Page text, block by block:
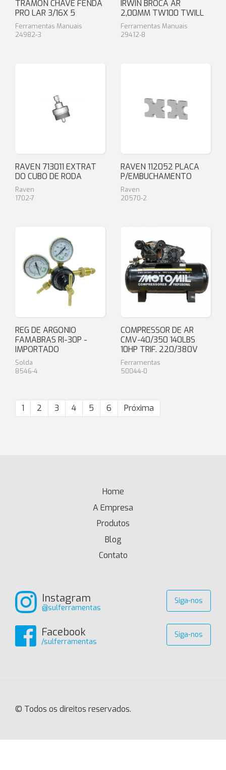
TRAMON CHAVE FENDA
PRO LAR 3/16X 5
Ferramentas Manuais
24982-3
IRWIN BROCA AR
2,00MM TW100 TWILL
Ferramentas Manuais
29412-8
RAVEN 713011 EXTRAT
DO CUBO DE RODA
Raven
1702-7
RAVEN 112052 PLACA
P/EMBUCHAMENTO
Raven
20570-2
REG DE ARGONIO
FAMABRAS RI-30P -
IMPORTADO
Solda
8546-4
COMPRESSOR DE AR
CMV-40/350 140LBS
10HP TRIF. 220/380V
Ferramentas
50044-0
1 2 3 4 5 6 Próxima
Home
A Empresa
Produtos
Blog
Contato
Instagram
@sulferramentas
Siga-nos
Facebook
/sulferramentas
Siga-nos
© Todos os direitos reservados.